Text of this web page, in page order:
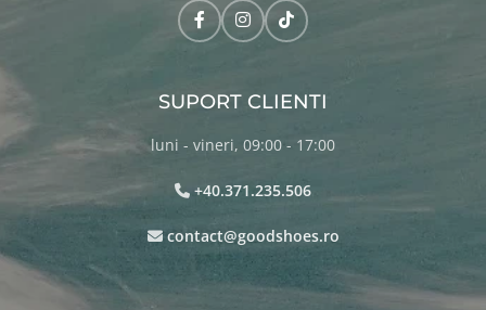
SUPORT CLIENTI
luni - vineri, 09:00 - 17:00
+40.371.235.506
contact@goodshoes.ro